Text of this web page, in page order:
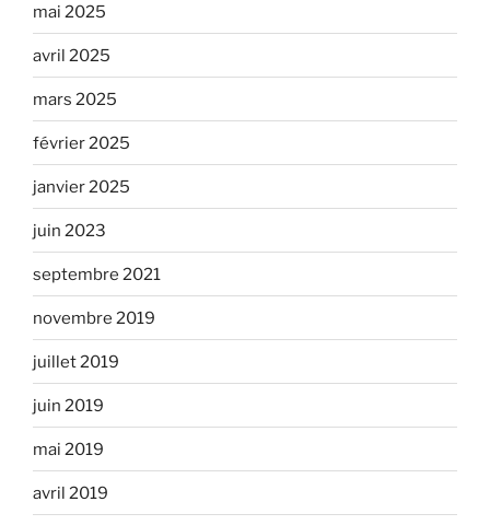
mai 2025
avril 2025
mars 2025
février 2025
janvier 2025
juin 2023
septembre 2021
novembre 2019
juillet 2019
juin 2019
mai 2019
avril 2019